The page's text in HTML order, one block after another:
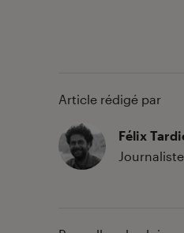
Article rédigé par
Félix
Journaliste